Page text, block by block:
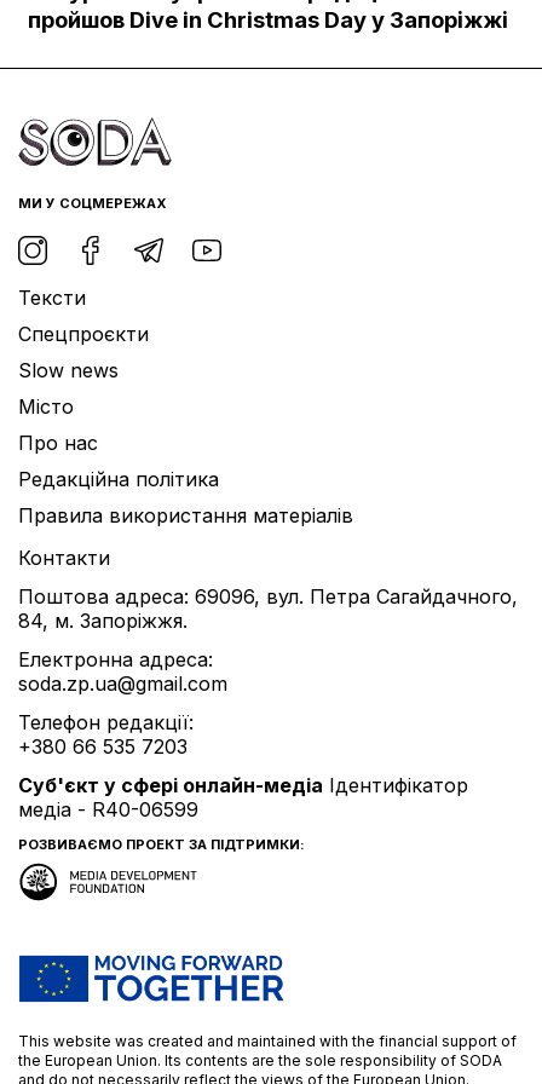
Документи
пройшов Dive in Christmas Day у Запоріжжі
МИ У СОЦМЕРЕЖАХ
Тексти
Спецпроєкти
Slow news
Місто
Про нас
Редакційна політика
Правила використання матеріалів
Контакти
Поштова адреса: 69096, вул. Петра Сагайдачного,
84, м. Запоріжжя.
Електронна адреса:
soda.zp.ua@gmail.com
Телефон редакції:
+380 66 535 7203
Cуб'єкт у сфері онлайн-медіа Ідентифікатор
медіа - R40-06599
РОЗВИВАЄМО ПРОЕКТ ЗА ПІДТРИМКИ:
This website was created and maintained with the financial support of
the European Union. Its contents are the sole responsibility of SODA
and do not necessarily reflect the views of the European Union.